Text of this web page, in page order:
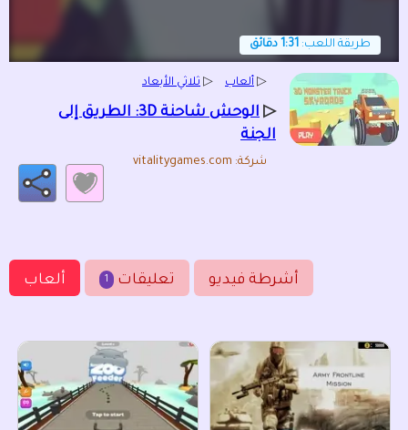
طريقة اللعب: 1:31 دقائق
▷ ألعاب ▷ ثلاثي الأبعاد
▷
الوحش شاحنة 3D: الطريق إلى
الجنة
شركة: vitalitygames.com
ألعاب 1 تعليقات أشرطة فيديو